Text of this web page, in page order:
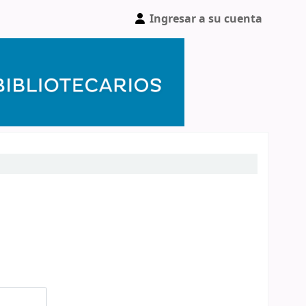
Ingresar a su cuenta